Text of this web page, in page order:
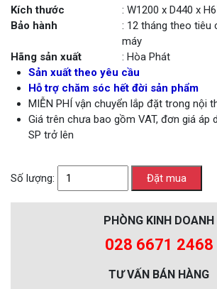
Kích thước
: W1200 x D440 x
Bảo hành
: 12 tháng theo tiêu
máy
Hãng sản xuất
: Hòa Phát
Sản xuất theo yêu cầu
Hỗ trợ chăm sóc hết đời sản phẩm
MIỄN PHÍ vận chuyển lắp đặt trong nội
Giá trên chưa bao gồm VAT, đơn giá áp
SP trở lên
Số lượng:
PHÒNG KINH DOANH
028 6671 2468
TƯ VẤN BÁN HÀNG